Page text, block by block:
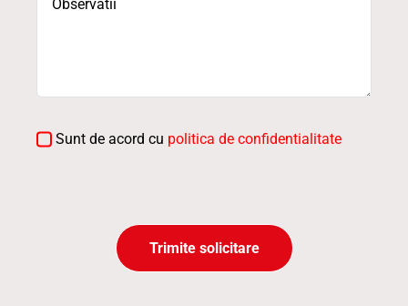
Sunt de acord cu politica de confidentialitate
Trimite solicitare